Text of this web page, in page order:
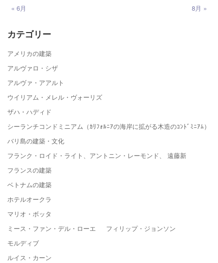
« 6月 8月 »
カテゴリー
アメリカの建築
アルヴァロ・シザ
アルヴァ・アアルト
ウイリアム・メレル・ヴォーリズ
ザハ・ハディド
シーランチコンドミニアム（ｶﾘﾌｫﾙﾆｱの海岸に拡がる木造のｺﾝﾄﾞﾐﾆｱﾑ）
バリ島の建築・文化
フランク・ロイド・ライト、アントニン・レーモンド、 遠藤新
フランスの建築
ベトナムの建築
ホテルオークラ
マリオ・ボッタ
ミース・ファン・デル・ローエ フィリップ・ジョンソン
モルディブ
ルイス・カーン